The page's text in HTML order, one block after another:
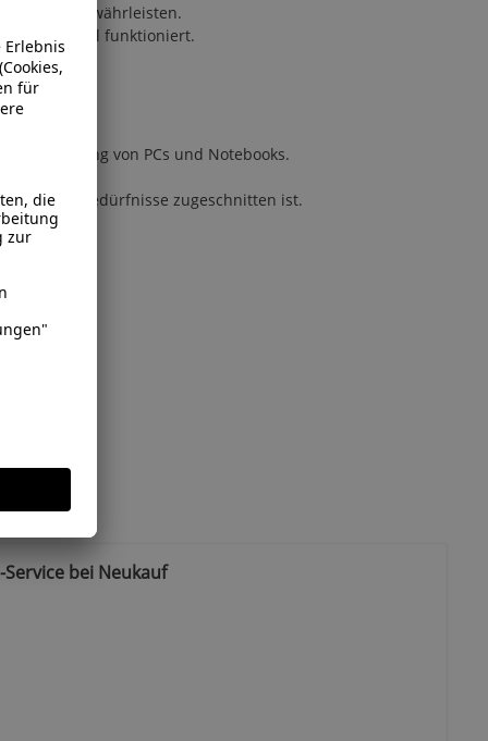
zu gewährleisten.
optimal funktioniert.
Wartung von PCs und Notebooks.
auf Ihre Bedürfnisse zugeschnitten ist.
bei Neukauf